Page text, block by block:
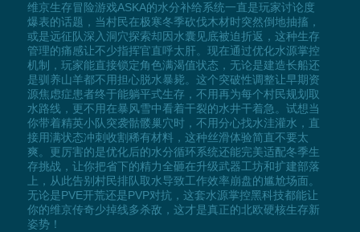
维京生存冒险游戏ASKA的水分补给系统一直是玩家讨论度
爆表的话题，当村民在极寒冬季砍伐木材时突然倒地抽搐，
或是远征队深入洞穴探索却因水囊见底被迫折返，这种生存
管理的痛感让不少指挥官直呼太肝。现在通过优化水源掌控
机制，玩家能直接锁定角色满渴值状态，无论是建造长船还
是驯养山羊都不用担心脱水暴毙。这个突破性调整让早期资
源焦虑症患者终于能躺平式生存，不用再为每个村民规划取
水路线，更不用在暴风雪中看着干裂的水井干着急。试想当
你带着精英小队突袭骷髅巢穴时，不用分心找水洼灌水，直
接用满状态冲刺收割稀有材料，这种丝滑体验简直不要太
爽。更厉害的是优化后的水分循环系统还能完美适配冬季生
存挑战，让你把省下的精力全砸在升级武器工坊和扩建部落
上，从此告别村民排队取水导致工作效率崩盘的尴尬场面。
无论是PVE开荒还是PVP对抗，这套水源掌控黑科技都能让
你的维京传奇少掉线多杀敌，这才是真正的北欧硬核生存新
姿势！